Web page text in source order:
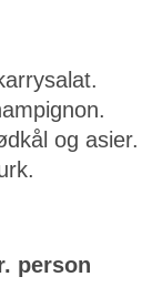
og asier.
person